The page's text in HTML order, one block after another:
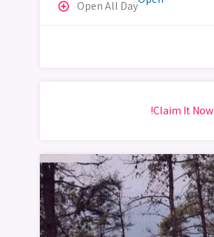
Open All Day
add_circle_outline
Claim It Now!